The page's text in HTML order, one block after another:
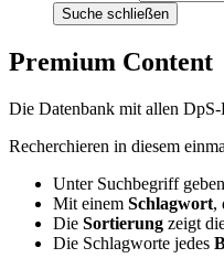
Suche schließen
Premium Content
Die Datenbank mit allen
Recherchieren in diesem
Unter Suchbegriff
Mit einem Schlagwort,
Die Sortierung zeigt
Die Schlagworte jedes